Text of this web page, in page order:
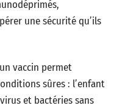
une sécurité qu’ils
vaccin permet
sûres : l’enfant
et bactéries sans